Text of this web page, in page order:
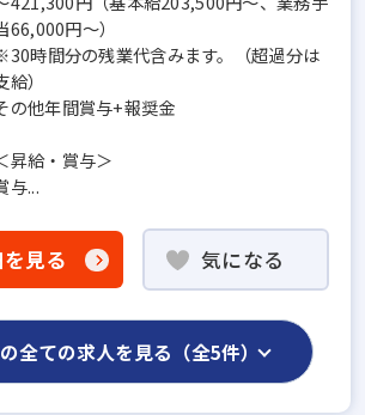
66,000円～）
時間分の残業代含みます。（超過分は
給）
の他年間賞与+報奨金
昇給・賞与＞
与...
見る 気になる
全ての求人を見る（全5件）